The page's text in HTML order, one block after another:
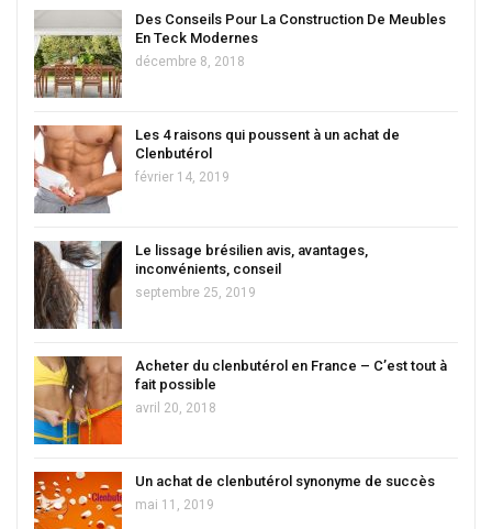
Des Conseils Pour La Construction De Meubles
En Teck Modernes
décembre 8, 2018
Les 4 raisons qui poussent à un achat de
Clenbutérol
février 14, 2019
Le lissage brésilien avis, avantages,
inconvénients, conseil
septembre 25, 2019
Acheter du clenbutérol en France – C’est tout à
fait possible
avril 20, 2018
Un achat de clenbutérol synonyme de succès
mai 11, 2019